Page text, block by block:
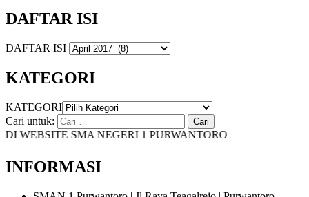
DAFTAR ISI
DAFTAR ISI
KATEGORI
KATEGORI
Cari untuk:
SMA NEGERI 1 PURWANTORO
INFORMASI